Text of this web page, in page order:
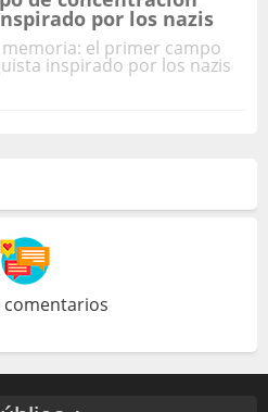
por los nazis
el primer campo
inspirado por los nazis
comentarios